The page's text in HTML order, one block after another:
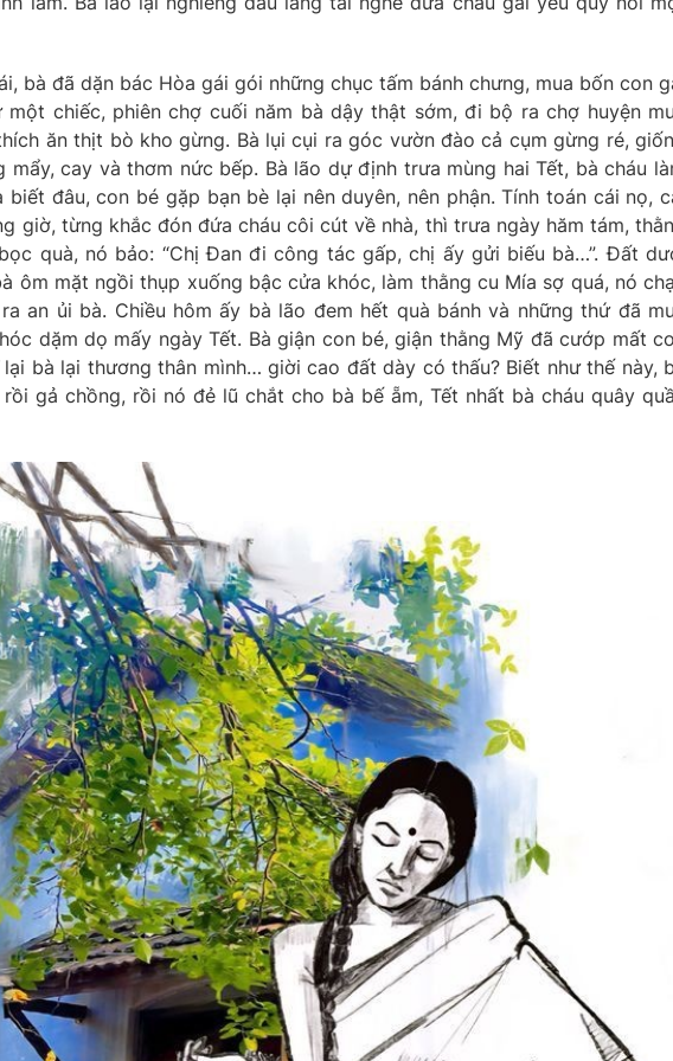
bà đã dặn bác Hòa gái gói những chục tấm bánh chưng, mua bốn con
chiếc, phiên chợ cuối năm bà dậy thật sớm, đi bộ ra chợ huyện
ăn thịt bò kho gừng. Bà lụi cụi ra góc vườn đào cả cụm gừng ré,
mẩy, cay và thơm nức bếp. Bà lão dự định trưa mùng hai Tết, bà cháu
biết đâu, con bé gặp bạn bè lại nên duyên, nên phận. Tính toán cái nọ,
giờ, từng khắc đón đứa cháu côi cút về nhà, thì trưa ngày hăm tám,
quà, nó bảo: “Chị Đan đi công tác gấp, chị ấy gửi biếu bà…”. Đất
ôm mặt ngồi thụp xuống bậc cửa khóc, làm thằng cu Mía sợ quá, nó
an ủi bà. Chiều hôm ấy bà lão đem hết quà bánh và những thứ đã
dặm dọ mấy ngày Tết. Bà giận con bé, giận thằng Mỹ đã cướp mất
bà lại thương thân mình… giời cao đất dày có thấu? Biết như thế này,
gả chồng, rồi nó đẻ lũ chắt cho bà bế ẵm, Tết nhất bà cháu quây